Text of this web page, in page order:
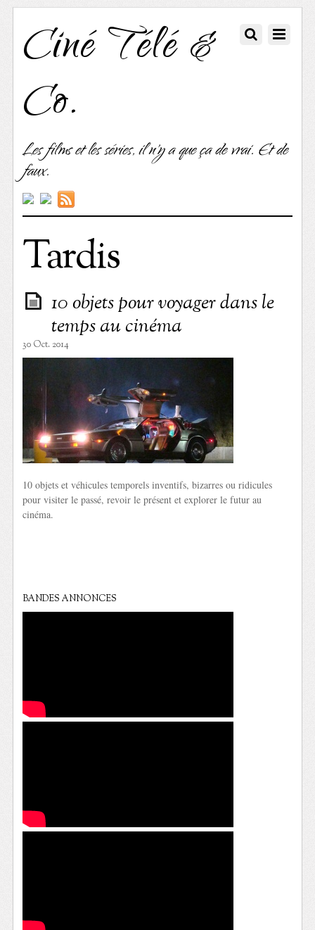
Ciné Télé &
Co.
Les films et les séries, il n'y a que ça de vrai. Et de
faux.
Tardis
10 objets pour voyager dans le
temps au cinéma
30 Oct. 2014
10 objets et véhicules temporels inventifs, bizarres ou ridicules
pour visiter le passé, revoir le présent et explorer le futur au
cinéma.
BANDES ANNONCES